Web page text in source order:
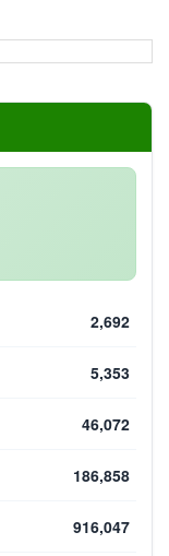
2,692
5,353
46,072
186,858
916,047